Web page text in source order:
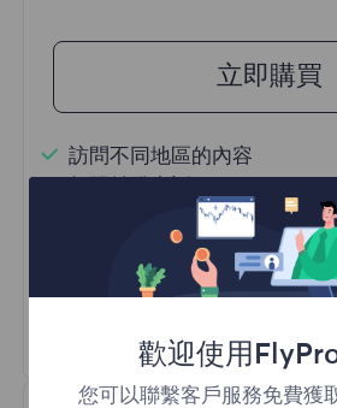
立即購買
訪問不同地區的內容
一億+ 優質住宅代理
自動代理輪換
HTTP(S)/SOCKS5
瞭解更多
歡迎使用
您可以聯繫客戶服務免費獲